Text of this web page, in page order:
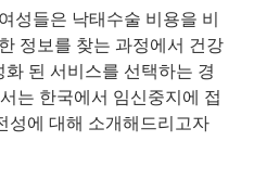
성들은 낙태수술 비용을 비
정보를 찾는 과정에서 건강
된 서비스를 선택하는 경
는 한국에서 임신중지에 접
성에 대해 소개해드리고자